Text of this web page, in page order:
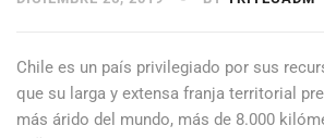
Chile es un país privilegiado por sus
que su larga y extensa franja territorial
más árido del mundo, más de 8.000